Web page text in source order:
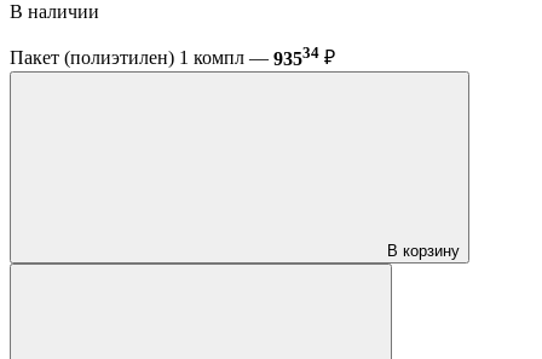
В наличии
Пакет (полиэтилен) 1 компл — 93534 ₽
В корзину